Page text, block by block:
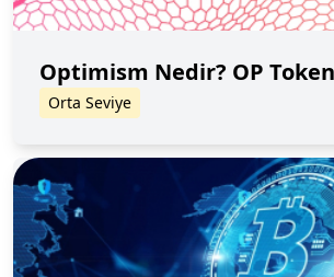
Optimism Nedir? OP
Orta Seviye